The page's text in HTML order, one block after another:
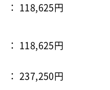
： 118,625円
： 118,625円
： 237,250円